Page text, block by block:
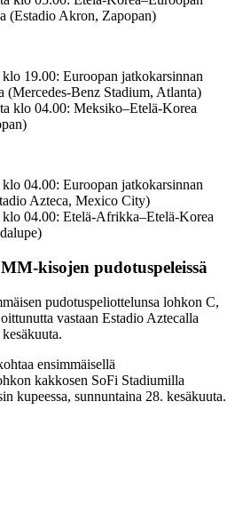
(Estadio Akron, Zapopan)
19.00: Euroopan jatkokarsinnan
Benz Stadium, Atlanta)
klo 04.00: Meksiko–Etelä-Korea
04.00: Euroopan jatkokarsinnan
Azteca, Mexico City)
klo 04.00: Etelä-Afrikka–Etelä-Korea
kisojen pudotuspeleissä
pudotuspeliottelunsa lohkon C,
vastaan Estadio Aztecalla
ensimmäisellä
kakkosen SoFi Stadiumilla
kupeessa, sunnuntaina 28. kesäkuuta.